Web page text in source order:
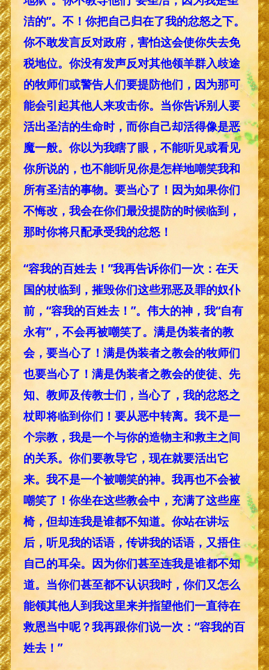
洁的”。不！你把自己归在了我的忿怒之下。
你不敢发言反对政府，害怕这会使你失去免
税地位。你没有发声反对其他领羊群入歧途
的牧师们或警告人们要提防他们，因为那可
能会引起其他人来攻击你。当你告诉别人要
活出圣洁的生命时，而你自己却活得像是恶
魔一般。你以为我瞎了眼，不能听见或看见
你所说的，也不能听见你是怎样地嘲笑我和
所有圣洁的事物。要当心了！因为如果你们
不悔改，我会在你们最没提防的时候临到，
那时你将只配承受我的忿怒！
“容我的百姓去！”我再告诉你们一次：在天
国的杖临到，摧毁你们这些邪恶及罪的奴仆
前，“容我的百姓去！”。伟大的神，我“自有
永有”，不会再被嘲笑了。满是伪装者的教
会，要当心了！满是伪装者之教会的牧师们
也要当心了！满是伪装者之教会的使徒、先
知、教师及传教士们，当心了，我的忿怒之
杖即将临到你们！要从恶中转离。我不是一
个宗教，我是一个与你的造物主和救主之间
的关系。你们要教导它，现在就要活出它
来。我不是一个被嘲笑的神。我再也不会被
嘲笑了！你坐在这些教会中，充满了这些座
椅，但却连我是谁都不知道。你站在讲坛
后，听见我的话语，传讲我的话语，又捂住
自己的耳朵。因为你们甚至连我是谁都不知
道。当你们甚至都不认识我时，你们又怎么
能领其他人到我这里来并指望他们一直待在
救恩当中呢？我再跟你们说一次：“容我的百
姓去！”